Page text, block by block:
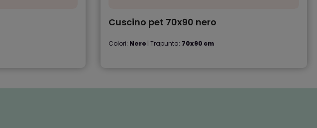
Cuscino pet 70x90 nero
Colori: Nero | Trapunta: 70x90 cm